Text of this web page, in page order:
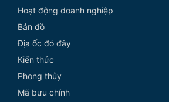
Hoạt động doanh nghiệp
Bản đồ
Địa ốc đó đây
Kiến thức
Phong thủy
Mã bưu chính